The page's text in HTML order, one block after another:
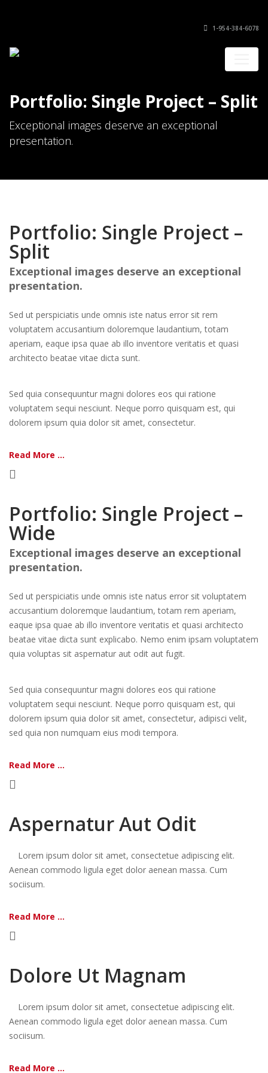
1-954-384-6078
Portfolio: Single Project – Split
Exceptional images deserve an exceptional
presentation.
Portfolio: Single Project –
Split
Exceptional images deserve an exceptional
presentation.
Sed ut perspiciatis unde omnis iste natus error sit rem
voluptatem accusantium doloremque laudantium, totam
aperiam, eaque ipsa quae ab illo inventore veritatis et quasi
architecto beatae vitae dicta sunt.
Sed quia consequuntur magni dolores eos qui ratione
voluptatem sequi nesciunt. Neque porro quisquam est, qui
dolorem ipsum quia dolor sit amet, consectetur.
Read More ...
Portfolio: Single Project –
Wide
Exceptional images deserve an exceptional
presentation.
Sed ut perspiciatis unde omnis iste natus error sit voluptatem
accusantium doloremque laudantium, totam rem aperiam,
eaque ipsa quae ab illo inventore veritatis et quasi architecto
beatae vitae dicta sunt explicabo. Nemo enim ipsam voluptatem
quia voluptas sit aspernatur aut odit aut fugit.
Sed quia consequuntur magni dolores eos qui ratione
voluptatem sequi nesciunt. Neque porro quisquam est, qui
dolorem ipsum quia dolor sit amet, consectetur, adipisci velit,
sed quia non numquam eius modi tempora.
Read More ...
Aspernatur Aut Odit
Lorem ipsum dolor sit amet, consectetue adipiscing elit.
Aenean commodo ligula eget dolor aenean massa. Cum
sociisum.
Read More ...
Dolore Ut Magnam
Lorem ipsum dolor sit amet, consectetue adipiscing elit.
Aenean commodo ligula eget dolor aenean massa. Cum
sociisum.
Read More ...